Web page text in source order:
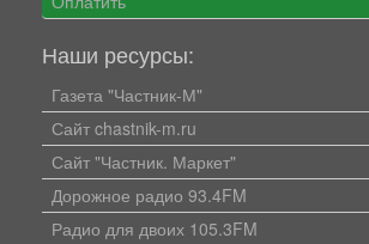
Наши ресурсы:
Газета "Частник-М"
Сайт chastnik-m.ru
Сайт "Частник. Маркет"
Дорожное радио 93.4FM
Радио для двоих 105.3FM